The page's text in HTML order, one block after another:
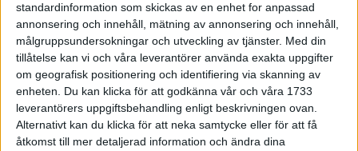
standardinformation som skickas av en enhet for anpassad
annonsering och innehåll, mätning av annonsering och innehåll,
målgruppsundersokningar och utveckling av tjänster. Med din
tillåtelse kan vi och våra leverantörer använda exakta uppgifter
om geografisk positionering och identifiering via skanning av
enheten. Du kan klicka för att godkänna vår och våra 1733
leverantörers uppgiftsbehandling enligt beskrivningen ovan.
Alternativt kan du klicka för att neka samtycke eller för att få
åtkomst till mer detaljerad information och ändra dina
28 jun 1998
Maratonlöparna bäst i Trosa
I år fick Andervang kransen
27 jun 1998